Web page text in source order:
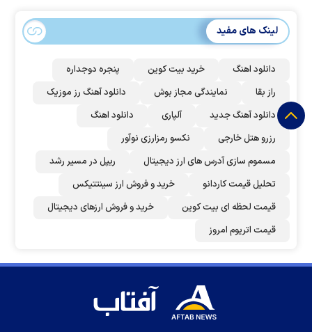
لینک های مفید
دانلود اهنگ خرید بیت کوین
پنجره دوجداره
راز بقا
نمایندگی مجاز بوش
دانلود آهنگ رز‌ موزیک
دانلود آهنگ جدید
آلپاری
دانلود اهنگ
رزرو هتل خارجی
نکسو رمزارزی نوآور
مسموم سازی آدرس های ارز دیجیتال
ریپل در مسیر رشد
تحلیل قیمت کاردانو
خرید و فروش ارز سینتتیکس
قیمت لحظه ای بیت کوین
خرید و فروش ارزهای دیجیتال
قیمت اتریوم امروز